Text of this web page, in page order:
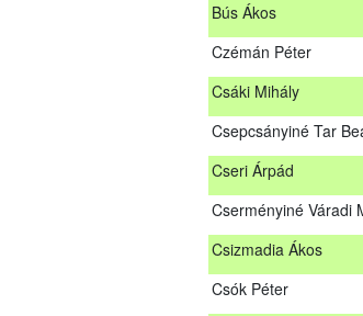
Bús Ákos
Czémán Péter
Csáki Mihály
Csepcsányiné Tar
Cseri Árpád
Cserményiné Váradi
Csizmadia Ákos
Csók Péter
Bodor Botond
Boross László
Bődy Miklós
Bús Ákos
Czémán Péter
Cziráki András
Csáki Mihály
Cseri Árpád